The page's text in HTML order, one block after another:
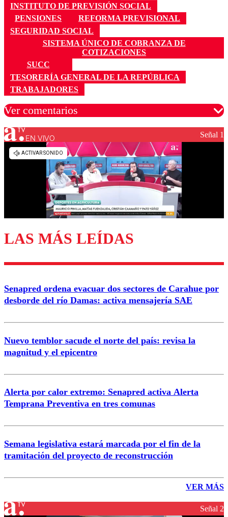
INSTITUTO DE PREVISIÓN SOCIAL
PENSIONES
REFORMA PREVISIONAL
SEGURIDAD SOCIAL
SISTEMA ÚNICO DE COBRANZA DE
COTIZACIONES
SUCC
TESORERÍA GENERAL DE LA REPÚBLICA
TRABAJADORES
Ver comentarios
Los comentarios son moderados para garantizar un
diálogo respetuoso.
Enviar comentario
EN VIVO Señal 1
LAS MÁS LEÍDAS
Senapred ordena evacuar dos sectores de Carahue por
desborde del río Damas: activa mensajería SAE
Nuevo temblor sacude el norte del país: revisa la
magnitud y el epicentro
Alerta por calor extremo: Senapred activa Alerta
Temprana Preventiva en tres comunas
Semana legislativa estará marcada por el fin de la
tramitación del proyecto de reconstrucción
VER MÁS
Señal 2